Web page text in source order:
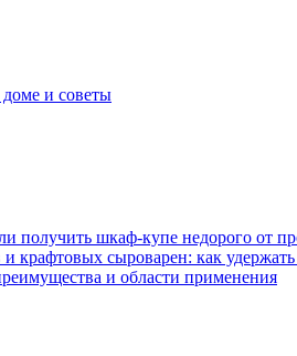
и советы
получить шкаф-купе недорого от
крафтовых сыроварен: как
и области применения